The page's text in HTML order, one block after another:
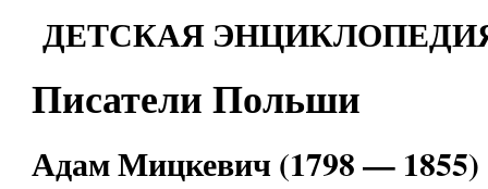
ДЕТСКАЯ
Писатели Польши
Адам Мицкевич (1798 — 1855)